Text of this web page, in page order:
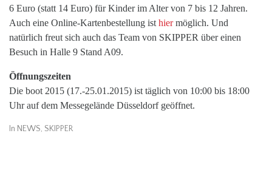
6 Euro (statt 14 Euro) für Kinder im Alter von 7 bis 12 Jahren.
Auch eine Online-Kartenbestellung ist hiermöglich. Und
natürlich freut sich auch das Team von SKIPPER über einen
Besuch in Halle 9 Stand A09.
Öffnungszeiten
Die boot 2015 (17.-25.01.2015) ist täglich von 10:00 bis 18:00
Uhr auf dem Messegelände Düsseldorf geöffnet.
In NEWS, SKIPPER